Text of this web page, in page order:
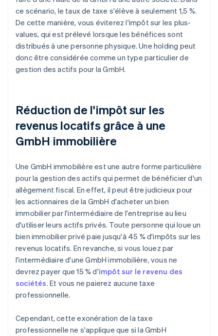
ce scénario, le taux de taxe s'élève à seulement 1,5 %.
De cette manière, vous éviterez l'impôt sur les plus-
values, qui est prélevé lorsque les bénéfices sont
distribués à une personne physique. Une holding peut
donc être considérée comme un type particulier de
gestion des actifs pour la GmbH.
Réduction de l'impôt sur les
revenus locatifs grâce à une
GmbH immobilière
Une GmbH immobilière est une autre forme particulière
pour la gestion des actifs qui permet de bénéficier d'un
allègement fiscal. En effet, il peut être judicieux pour
les actionnaires de la GmbH d'acheter un bien
immobilier par l'intermédiaire de l'entreprise au lieu
d'utiliser leurs actifs privés. Toute personne qui loue un
bien immobilier privé paie jusqu'à 45 % d'impôts sur les
revenus locatifs. En revanche, si vous louez par
l'intermédiaire d'une GmbH immobilière, vous ne
devrez payer que 15 % d'impôt sur le revenu des
sociétés. Et vous ne paierez aucune taxe
professionnelle.
Cependant, cette exonération de la taxe
professionnelle ne s'applique que si la GmbH